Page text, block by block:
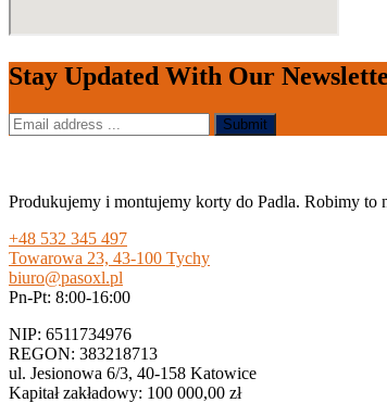
Stay Updated With Our
Submit
Produkujemy i montujemy korty do Padla. Robimy to
+48 532 345 497
Towarowa 23, 43-100 Tychy
biuro@pasoxl.pl
Pn-Pt: 8:00-16:00
NIP: 6511734976
REGON: 383218713
ul. Jesionowa 6/3, 40-158 Katowice
Kapitał zakładowy: 100 000,00 zł